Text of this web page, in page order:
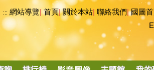
::: 網站導覽|首頁|關於本站 聯絡我們|國圖